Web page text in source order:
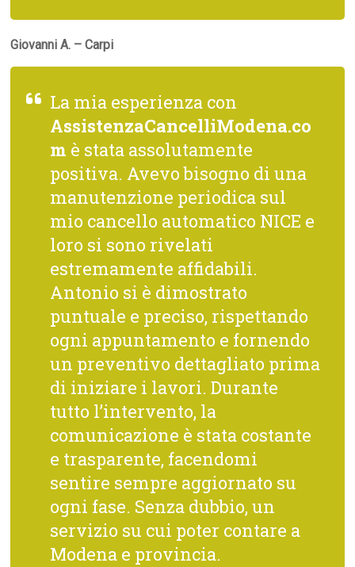
Giovanni A. – Carpi
La mia esperienza con
AssistenzaCancelliModena.co
m è stata assolutamente
positiva. Avevo bisogno di una
manutenzione periodica sul
mio cancello automatico NICE e
loro si sono rivelati
estremamente affidabili.
Antonio si è dimostrato
puntuale e preciso, rispettando
ogni appuntamento e fornendo
un preventivo dettagliato prima
di iniziare i lavori. Durante
tutto l’intervento, la
comunicazione è stata costante
e trasparente, facendomi
sentire sempre aggiornato su
ogni fase. Senza dubbio, un
servizio su cui poter contare a
Modena e provincia.